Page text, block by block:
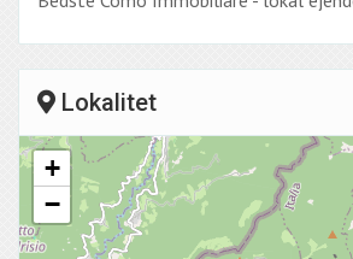
Lokalitet
+
−